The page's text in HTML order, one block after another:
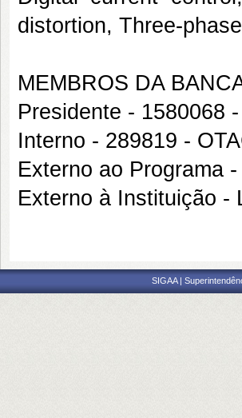
distortion, Three-
MEMBROS DA
Presidente - 1580068
Interno - 289819 -
Externo ao Programa
Externo à Instituição -
SIGAA |